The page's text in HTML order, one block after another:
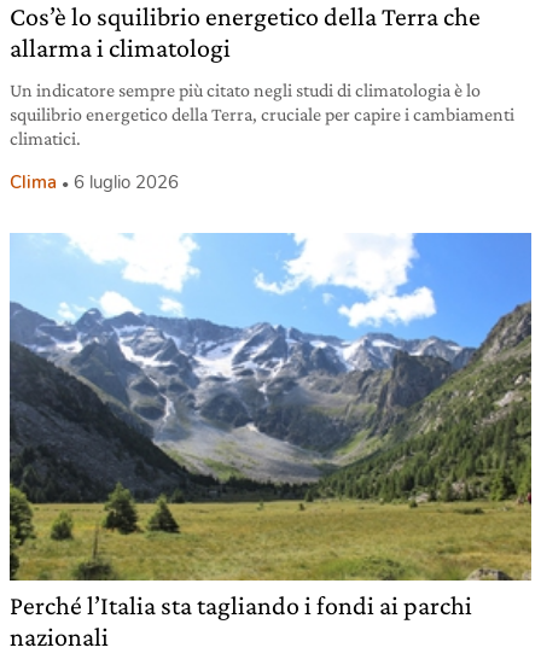
Cos’è lo squilibrio energetico della Terra che
allarma i climatologi
Un indicatore sempre più citato negli studi di climatologia è lo
squilibrio energetico della Terra, cruciale per capire i cambiamenti
climatici.
Clima 6 luglio 2026
Perché l’Italia sta tagliando i fondi ai parchi
nazionali